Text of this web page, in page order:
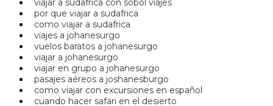
viajar a sudafrica con sobol viajes
por que viajar a sudafrica
como viajar a sudafrica
viajes a johanesurgo
vuelos baratos a johanesurgo
viajar a johanesurgo
viajar en grupo a johanesurgo
pasajes aéreos a joshanesburgo
como viajar con excursiones en español
cuando hacer safari en el desierto